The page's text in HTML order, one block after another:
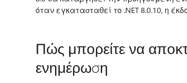
όταν εγκατασταθεί το .NET 8.0.10, η
Πώς μπορείτε να
ενημέρωση